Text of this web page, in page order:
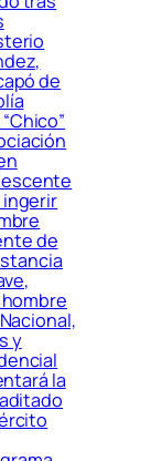
de
ingerir
de
y
la